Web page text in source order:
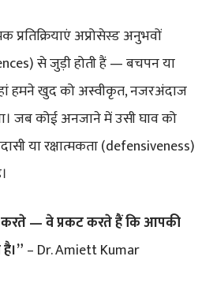
प्रतिक्रियाएं अप्रोसेस्ड अनुभवों
से जुड़ी होती हैं — बचपन या
हमने खुद को अस्वीकृत, नजरअंदाज
जब कोई अनजाने में उसी घाव को
या रक्षात्मकता (defensiveness)
करते — वे प्रकट करते हैं कि आपकी
– Dr. Amiett Kumar